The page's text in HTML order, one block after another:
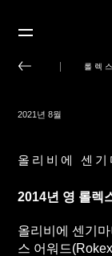
롤렉
2021년 8월
올리비에 센기
2014년 영 롤렉
올리비에 센기
스 어워드